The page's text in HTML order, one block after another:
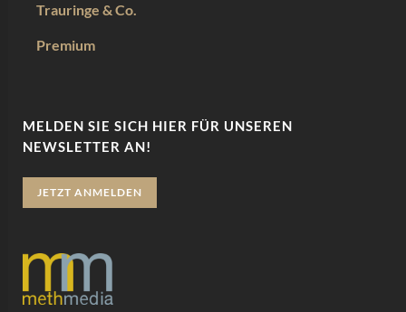
Trauringe & Co.
Premium
MELDEN SIE SICH HIER FÜR UNSEREN
NEWSLETTER AN!
JETZT ANMELDEN